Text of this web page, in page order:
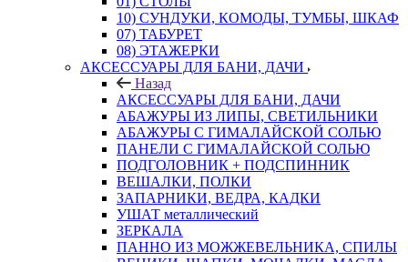
10) СУНДУКИ, КОМОДЫ, ТУМБЫ, ШКАФ
07) ТАБУРЕТ
08) ЭТАЖЕРКИ
АКСЕССУАРЫ ДЛЯ БАНИ, ДАЧИ
Назад
АКСЕССУАРЫ ДЛЯ БАНИ, ДАЧИ
АБАЖУРЫ ИЗ ЛИПЫ, СВЕТИЛЬНИКИ
АБАЖУРЫ С ГИМАЛАЙСКОЙ СОЛЬЮ
ПАНЕЛИ С ГИМАЛАЙСКОЙ СОЛЬЮ
ПОДГОЛОВНИК + ПОДСПИННИК
ВЕШАЛКИ, ПОЛКИ
ЗАПАРНИКИ, ВЕДРА, КАДКИ
УШАТ металлический
ЗЕРКАЛА
ПАННО ИЗ МОЖЖЕВЕЛЬНИКА, СПИЛЫ